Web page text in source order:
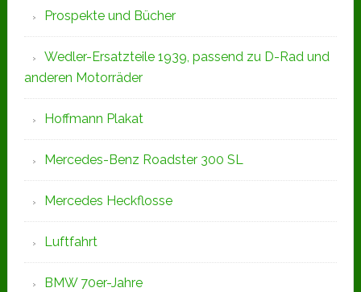
Prospekte und Bücher
Wedler-Ersatzteile 1939, passend zu D-Rad und
anderen Motorräder
Hoffmann Plakat
Mercedes-Benz Roadster 300 SL
Mercedes Heckflosse
Luftfahrt
BMW 70er-Jahre